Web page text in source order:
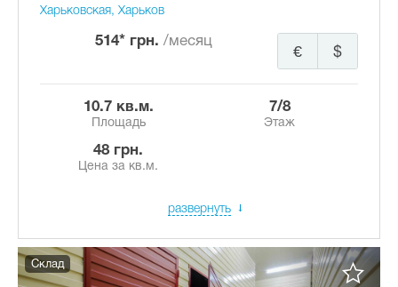
Харьковская, Харьков
514* грн. /месяц
$
€
10.7 кв.м.
Площадь
7/8
Этаж
48 грн.
Цена за кв.м.
развернуть
Склад